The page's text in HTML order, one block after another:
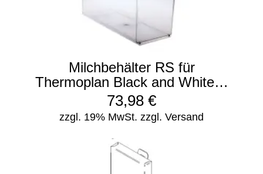
Milchbehälter RS für
Thermoplan Black and White…
zzgl. 19% MwSt. zzgl. Versand
73,98 €